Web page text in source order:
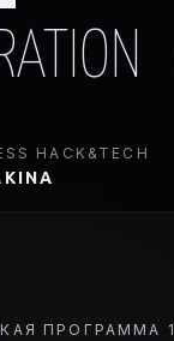
HACK&TECH
ПРОГРАММА